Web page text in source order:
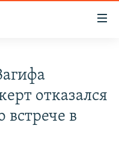
отказался
встрече в